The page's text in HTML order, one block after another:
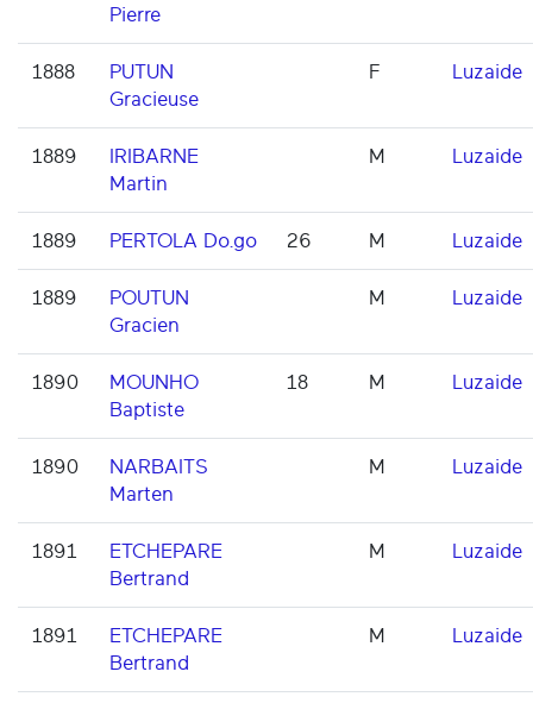
Pierre
1888
PUTUN
Gracieuse
F Luzaide
1889
IRIBARNE
Martin
M Luzaide
1889 PERTOLA Do.go 26 M Luzaide
1889
POUTUN
Gracien
M Luzaide
1890
MOUNHO
Baptiste
18 M Luzaide
1890
NARBAITS
Marten
M Luzaide
1891
ETCHEPARE
Bertrand
M Luzaide
1891
ETCHEPARE
Bertrand
M Luzaide